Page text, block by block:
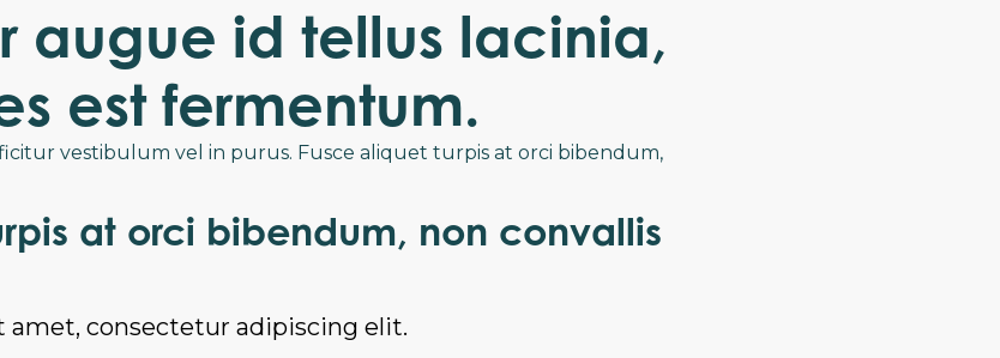
augue id tellus lacinia,
est fermentum.
vestibulum vel in purus. Fusce aliquet turpis at orci bibendum,
at orci bibendum, non convallis
amet, consectetur adipiscing elit.